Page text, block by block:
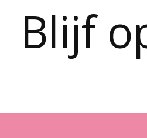
Blijf